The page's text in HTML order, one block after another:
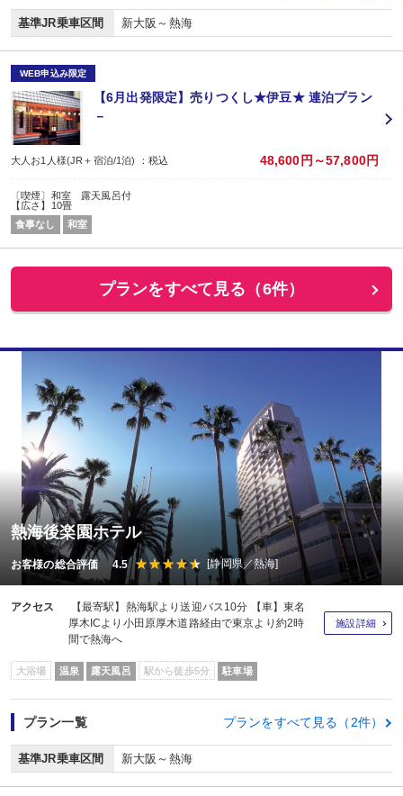
基準JR乗車区間 新大阪～熱海
WEB申込み限定
【6月出発限定】売りつくし★伊豆★ 連泊プラン
－
大人お1人様(JR＋宿泊/1泊) ：税込 48,600円～57,800円
〔喫煙〕和室 露天風呂付
【広さ】10畳
食事なし
和室
プランをすべて見る（6件）
熱海後楽園ホテル
お客様の総合評価 4.5 [静岡県／熱海]
アクセス
【最寄駅】熱海駅より送迎バス10分 【車】東名
厚木ICより小田原厚木道路経由で東京より約2時
間で熱海へ
施設詳細
大浴場 温泉 露天風呂 駅から徒歩5分 駐車場
プラン一覧 プランをすべて見る（2件）
基準JR乗車区間 新大阪～熱海